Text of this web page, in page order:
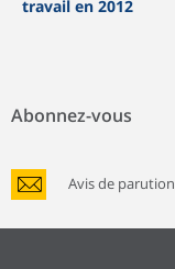
travail en 2012
Abonnez-vous
Avis de parution